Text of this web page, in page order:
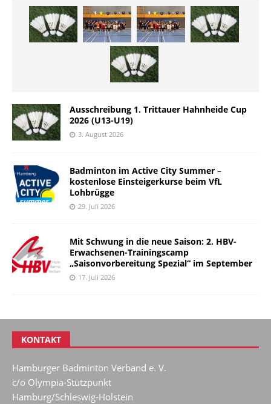
Ausschreibung 1. Trittauer Hahnheide Cup
2026 (U13-U19)
3. August 2026
Badminton im Active City Summer –
kostenlose Einsteigerkurse beim VfL
Lohbrügge
29. Juli 2026
Mit Schwung in die neue Saison: 2. HBV-
Erwachsenen-Trainingscamp
„Saisonvorbereitung Spezial“ im September
17. Juli 2026
KONTAKT
Hamburger Badminton Verband e. V.
c/o Olympia-Stützpunkt
Hamburg/Schleswig-Holstein